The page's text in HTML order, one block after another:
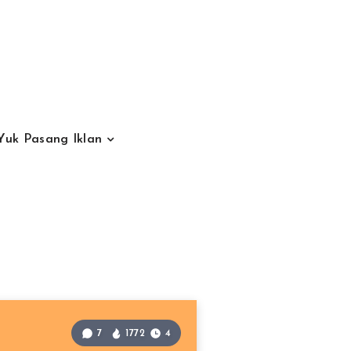
Pasang Iklan
7 1772 4